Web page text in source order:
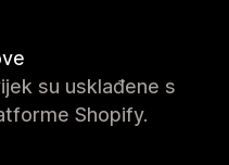
su usklađene s
Shopify.